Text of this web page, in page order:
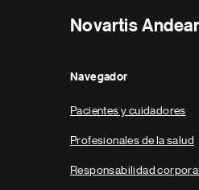
Novartis
Navegador
Pacientes y cuidadores
Profesionales de la salud
Responsabilidad